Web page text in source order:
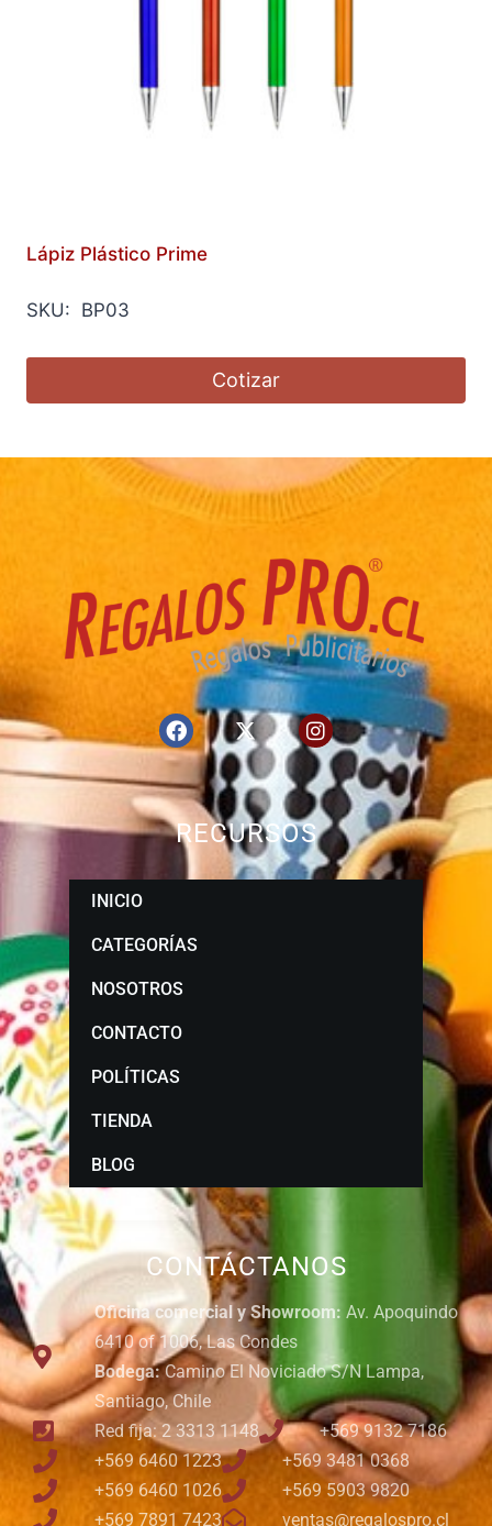
Lápiz Plástico Prime
SKU: BP03
Cotizar
CONTÁCTANOS
Oficina comercial y Showroom: Av. Apoquindo
6410 of 1006, Las Condes
Bodega:Camino El Noviciado S/N Lampa,
Santiago, Chile
Red fija: 2 3313 1148
+569 9132 7186
+569 6460 1223
+569 3481 0368
+569 6460 1026
+569 5903 9820
+569 7891 7423
ventas@regalospro.cl
RECURSOS
INICIO
CATEGORÍAS
NOSOTROS
CONTACTO
POLÍTICAS
TIENDA
BLOG